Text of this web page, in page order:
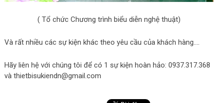
( Tổ chức Chương trình biểu diễn nghệ thuật)
Và rất nhiều các sự kiện khác theo yêu cầu của khách hàng….
Hãy liên hệ với chúng tôi để có 1 sự kiện hoàn hảo: 0937.317.368
và thietbisukiendn@gmail.com